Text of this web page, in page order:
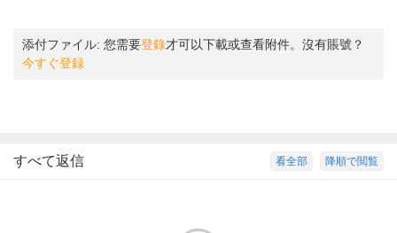
添付ファイル: 您需要登錄才可以下載或查看附件。沒有賬號？
今すぐ登録
降順で閲覧
看全部
すべて返信